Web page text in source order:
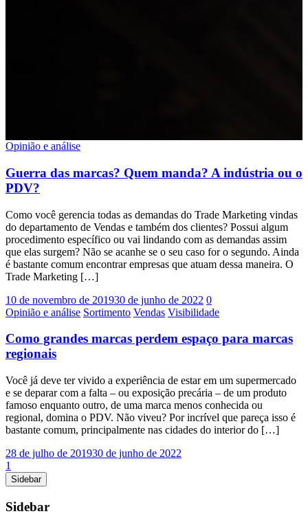
Opinião e análise
Guerra das marcas? Quem manda? A indústria ou o
PDV?
Como você gerencia todas as demandas do Trade Marketing vindas
do departamento de Vendas e também dos clientes? Possui algum
procedimento específico ou vai lindando com as demandas assim
que elas surgem? Não se acanhe se o seu caso for o segundo. Ainda
é bastante comum encontrar empresas que atuam dessa maneira. O
Trade Marketing […]
10 de novembro de 201930 de junho de 2022 0
Opinião e análise Sortimento Vendas Visibilidade
Como grandes marcas perdem espaço para marcas
regionais
Você já deve ter vivido a experiência de estar em um supermercado
e se deparar com a falta – ou exposição precária – de um produto
famoso enquanto outro, de uma marca menos conhecida ou
regional, domina o PDV. Não viveu? Por incrível que pareça isso é
bastante comum, principalmente nas cidades do interior do […]
28 de julho de 201930 de junho de 2022
1
Sidebar
Sidebar